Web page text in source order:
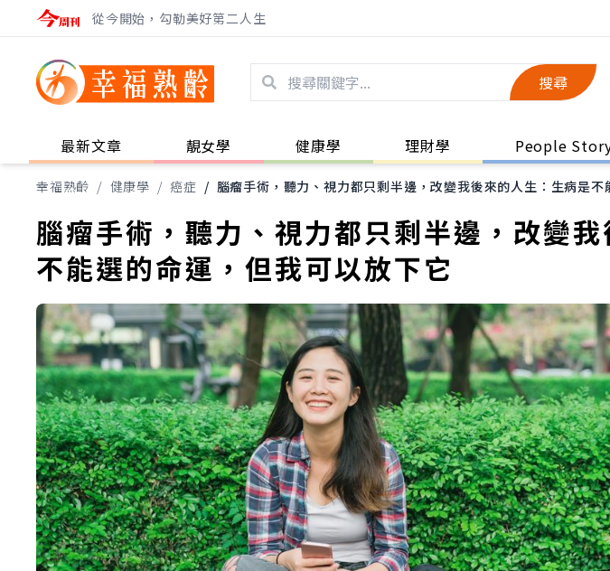
從今開始，勾勒美好第二人生
搜尋
最新文章 靚女學 健康學 理財學 People
幸福熟齡 / 健康學 / 癌症 / 腦瘤手術，聽力、視力都只剩半邊，改變我後來的人生：生病是
腦瘤手術，聽力、視力都只剩半邊，改變
不能選的命運，但我可以放下它